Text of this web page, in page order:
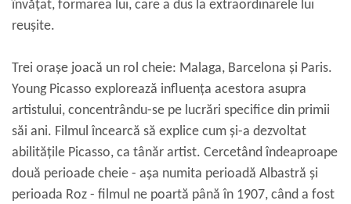
învățat, formarea lui, care a dus la extraordinarele lui
reușite.
Trei orașe joacă un rol cheie: Malaga, Barcelona și Paris.
Young Picasso explorează influența acestora asupra
artistului, concentrându-se pe lucrări specifice din primii
săi ani. Filmul încearcă să explice cum și-a dezvoltat
abilitățile Picasso, ca tânăr artist. Cercetând îndeaproape
două perioade cheie - așa numita perioadă Albastră și
perioada Roz - filmul ne poartă până în 1907, când a fost